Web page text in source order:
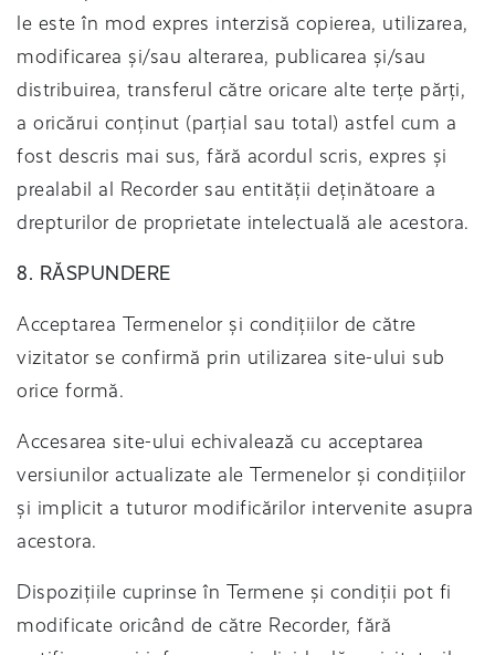
le este în mod expres interzisă copierea, utilizarea,
modificarea și/sau alterarea, publicarea și/sau
distribuirea, transferul către oricare alte terțe părți,
a oricărui conținut (parțial sau total) astfel cum a
fost descris mai sus, fără acordul scris, expres și
prealabil al Recorder sau entității deținătoare a
drepturilor de proprietate intelectuală ale acestora.
8. RĂSPUNDERE
Acceptarea Termenelor și condițiilor de către
vizitator se confirmă prin utilizarea site-ului sub
orice formă.
Accesarea site-ului echivalează cu acceptarea
versiunilor actualizate ale Termenelor și condițiilor
și implicit a tuturor modificărilor intervenite asupra
acestora.
Dispozițiile cuprinse în Termene și condiții pot fi
modificate oricând de către Recorder, fără